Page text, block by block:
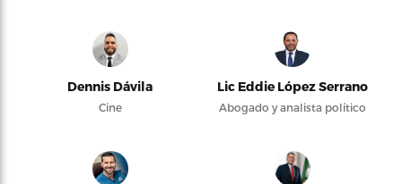
Dennis Dávila
Cine
Lic Eddie López Serrano
Abogado y analista político